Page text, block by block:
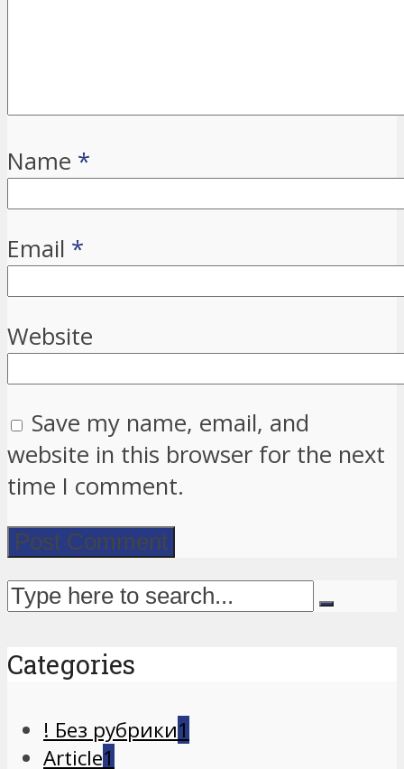
Name *
Email *
Website
Save my name, email, and
website in this browser for the next
time I comment.
Categories
! Без рубрики1
Article1